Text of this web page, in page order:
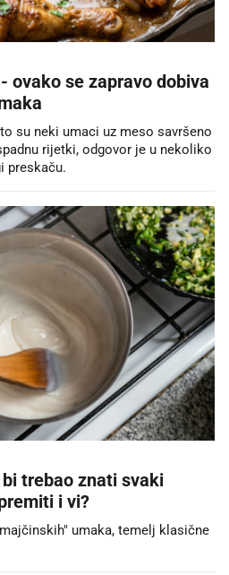
ovako se zapravo dobiva
su neki umaci uz meso savršeno
rijetki, odgovor je u nekoliko
preskaču.
trebao znati svaki
i vi?
umaka, temelj klasične